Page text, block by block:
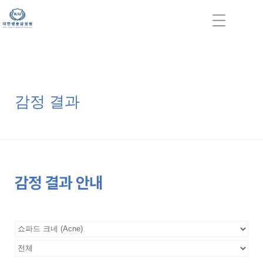
감정 결과
감정 결과 안내